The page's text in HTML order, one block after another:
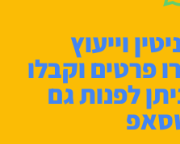
וייעוץ
פרטים וקבלו
לפנות גם